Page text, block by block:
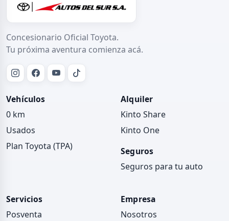
Concesionario Oficial Toyota.
Tu próxima aventura comienza acá.
Vehículos
0 km
Usados
Plan Toyota (TPA)
Alquiler
Kinto Share
Kinto One
Seguros
Seguros para tu auto
Servicios
Posventa
Empresa
Nosotros